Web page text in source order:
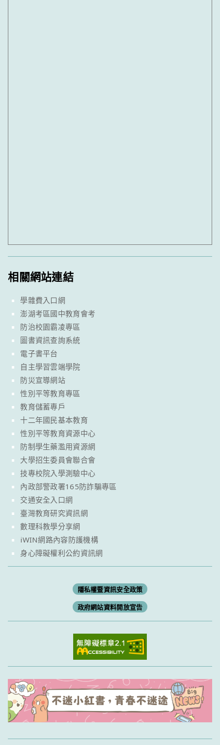
相關網站連結
學雜費入口網
澎湖考區國中教育會考
防治校園霸凌專區
圖書資訊查詢系統
電子書平台
自主學習雲端學院
防災宣導網站
性別平等教育專區
教育儲蓄專戶
十二年國民基本教育
性別平等教育資源中心
防制學生藥濫用資源網
大學招生委員會聯合會
技專校院入學測驗中心
內政部警政署165防詐騙專區
交通安全入口網
臺灣教育研究資訊網
數理科教學分享網
iWIN網路內容防護機構
身心障礙權利公約資訊網
隱私權暨資訊安全政策
政府網站資料開放宣告